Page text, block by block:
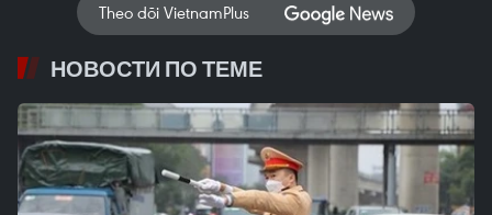
Theo dõi VietnamPlus
НОВОСТИ ПО ТЕМЕ